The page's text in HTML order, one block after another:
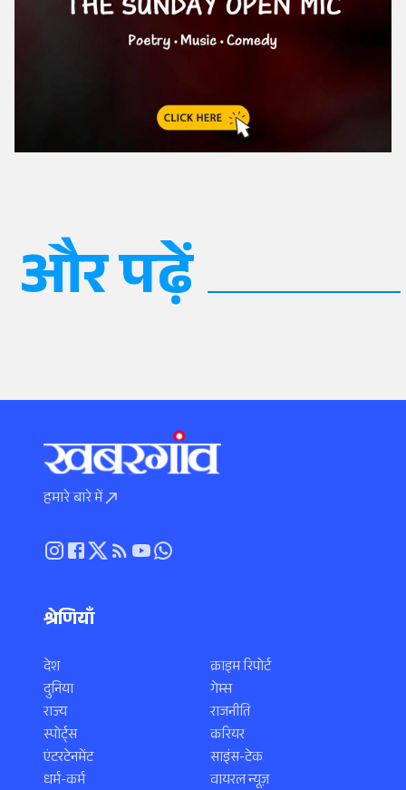
और पढ़ें
हमारे बारे में
श्रेणियाँ
देश
दुनिया
राज्य
स्पोर्ट्स
एंटरटेनमेंट
धर्म-कर्म
क्राइम रिपोर्ट
गेम्स
राजनीति
करियर
साइंस-टेक
वायरल न्यूज़